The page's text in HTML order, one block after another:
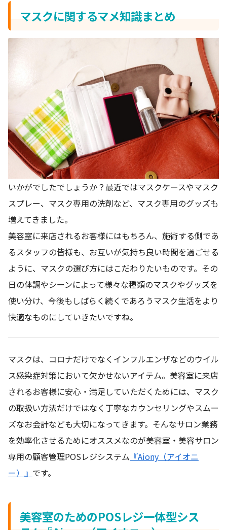
マスクに関するマメ知識まとめ
いかがでしたでしょうか？最近ではマスクケースやマスク
スプレー、マスク専用の洗剤など、マスク専用のグッズも
増えてきました。
美容室に来店されるお客様にはもちろん、施術する側であ
るスタッフの皆様も、お互いが気持ち良い時間を過ごせる
ように、マスクの選び方にはこだわりたいものです。その
日の体調やシーンによって様々な種類のマスクやグッズを
使い分け、今後もしばらく続くであろうマスク生活をより
快適なものにしていきたいですね。
マスクは、コロナだけでなくインフルエンザなどのウイル
ス感染症対策において欠かせないアイテム。美容室に来店
されるお客様に安心・満足していただくためには、マスク
の取扱い方法だけではなく丁寧なカウンセリングやスムー
ズなお会計なども大切になってきます。そんなサロン業務
を効率化させるためにオススメなのが美容室・美容サロン
専用の顧客管理POSレジシステム 『Aiony（アイオニ
ー）』 です。
美容室のためのPOSレジ一体型シス